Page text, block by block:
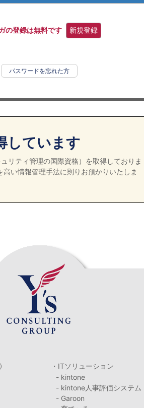
の登録は無料です 新規登録
パスワードを忘れた方
しています
リティ管理の国際資格）を取得しておりま
い情報管理手法に則りお預かりいたしま
・ITソリューション
- kintone
- kintone人事評価システム
- Garoon